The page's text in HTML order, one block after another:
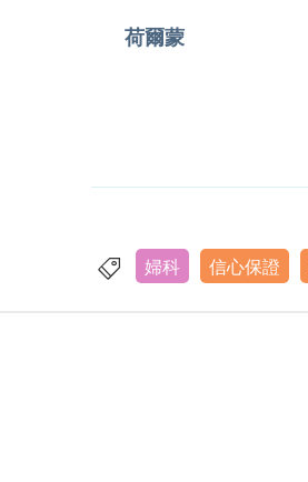
荷爾蒙
婦科 信心保證